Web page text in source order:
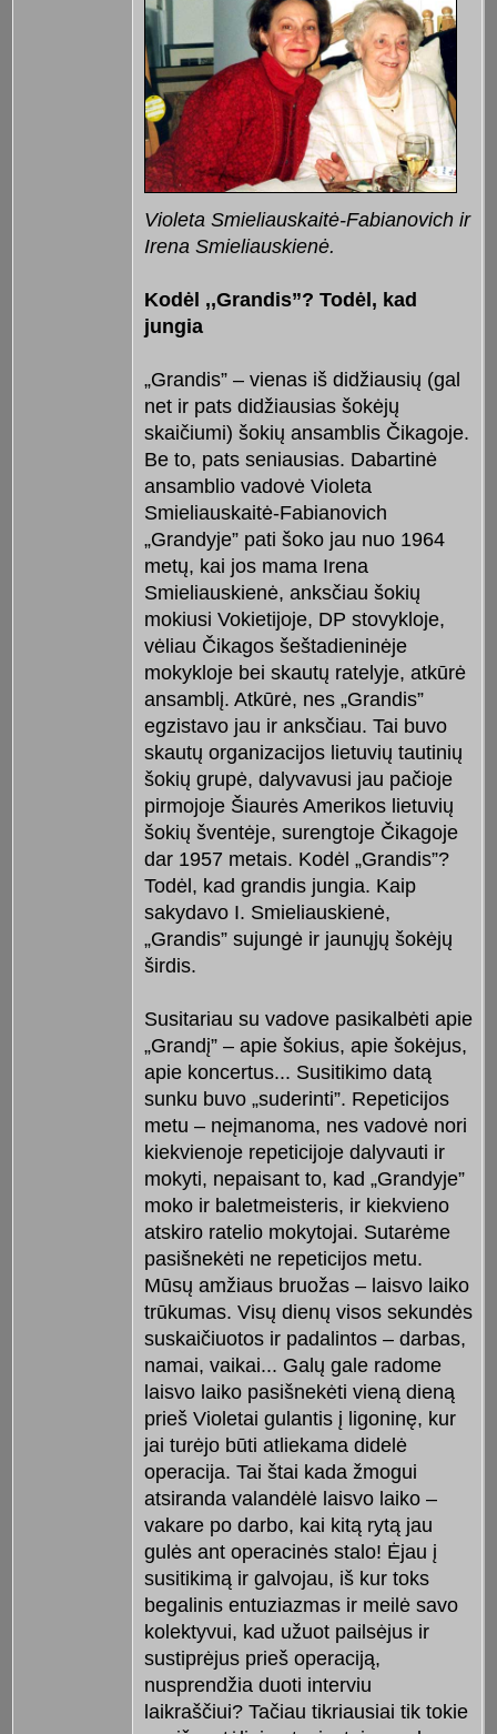
Violeta Smieliauskaitė-Fabianovich ir
Irena Smieliauskienė.
Kodėl ,,Grandis”? Todėl, kad
jungia
„Grandis” – vienas iš didžiausių (gal
net ir pats didžiausias šokėjų
skaičiumi) šokių ansamblis Čikagoje.
Be to, pats seniausias. Dabartinė
ansamblio vadovė Violeta
Smieliauskaitė-Fabianovich
„Grandyje” pati šoko jau nuo 1964
metų, kai jos mama Irena
Smieliauskienė, anksčiau šokių
mokiusi Vokietijoje, DP stovykloje,
vėliau Čikagos šeštadieninėje
mokykloje bei skautų ratelyje, atkūrė
ansamblį. Atkūrė, nes „Grandis”
egzistavo jau ir anksčiau. Tai buvo
skautų organizacijos lietuvių tautinių
šokių grupė, dalyvavusi jau pačioje
pirmojoje Šiaurės Amerikos lietuvių
šokių šventėje, surengtoje Čikagoje
dar 1957 metais. Kodėl „Grandis”?
Todėl, kad grandis jungia. Kaip
sakydavo I. Smieliauskienė,
„Grandis” sujungė ir jaunųjų šokėjų
širdis.
Susitariau su vadove pasikalbėti apie
„Grandį” – apie šokius, apie šokėjus,
apie koncertus... Susitikimo datą
sunku buvo „suderinti”. Repeticijos
metu – neįmanoma, nes vadovė nori
kiekvienoje repeticijoje dalyvauti ir
mokyti, nepaisant to, kad „Grandyje”
moko ir baletmeisteris, ir kiekvieno
atskiro ratelio mokytojai. Sutarėme
pasišnekėti ne repeticijos metu.
Mūsų amžiaus bruožas – laisvo laiko
trūkumas. Visų dienų visos sekundės
suskaičiuotos ir padalintos – darbas,
namai, vaikai... Galų gale radome
laisvo laiko pasišnekėti vieną dieną
prieš Violetai gulantis į ligoninę, kur
jai turėjo būti atliekama didelė
operacija. Tai štai kada žmogui
atsiranda valandėlė laisvo laiko –
vakare po darbo, kai kitą rytą jau
gulės ant operacinės stalo! Ėjau į
susitikimą ir galvojau, iš kur toks
begalinis entuziazmas ir meilė savo
kolektyvui, kad užuot pailsėjus ir
sustiprėjus prieš operaciją,
nusprendžia duoti interviu
laikraščiui? Tačiau tikriausiai tik tokie